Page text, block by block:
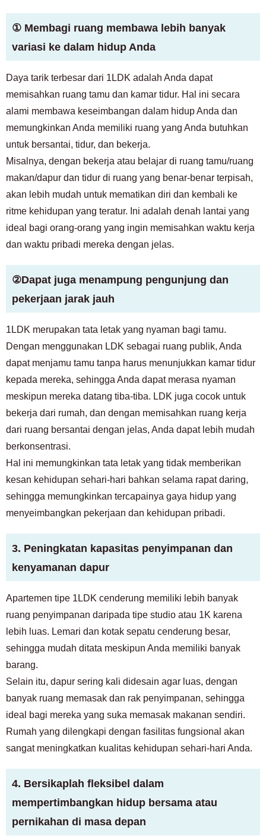
① Membagi ruang membawa lebih banyak
variasi ke dalam hidup Anda
Daya tarik terbesar dari 1LDK adalah Anda dapat
memisahkan ruang tamu dan kamar tidur. Hal ini secara
alami membawa keseimbangan dalam hidup Anda dan
memungkinkan Anda memiliki ruang yang Anda butuhkan
untuk bersantai, tidur, dan bekerja.
Misalnya, dengan bekerja atau belajar di ruang tamu/ruang
makan/dapur dan tidur di ruang yang benar-benar terpisah,
akan lebih mudah untuk mematikan diri dan kembali ke
ritme kehidupan yang teratur. Ini adalah denah lantai yang
ideal bagi orang-orang yang ingin memisahkan waktu kerja
dan waktu pribadi mereka dengan jelas.
②Dapat juga menampung pengunjung dan
pekerjaan jarak jauh
1LDK merupakan tata letak yang nyaman bagi tamu.
Dengan menggunakan LDK sebagai ruang publik, Anda
dapat menjamu tamu tanpa harus menunjukkan kamar tidur
kepada mereka, sehingga Anda dapat merasa nyaman
meskipun mereka datang tiba-tiba. LDK juga cocok untuk
bekerja dari rumah, dan dengan memisahkan ruang kerja
dari ruang bersantai dengan jelas, Anda dapat lebih mudah
berkonsentrasi.
Hal ini memungkinkan tata letak yang tidak memberikan
kesan kehidupan sehari-hari bahkan selama rapat daring,
sehingga memungkinkan tercapainya gaya hidup yang
menyeimbangkan pekerjaan dan kehidupan pribadi.
3. Peningkatan kapasitas penyimpanan dan
kenyamanan dapur
Apartemen tipe 1LDK cenderung memiliki lebih banyak
ruang penyimpanan daripada tipe studio atau 1K karena
lebih luas. Lemari dan kotak sepatu cenderung besar,
sehingga mudah ditata meskipun Anda memiliki banyak
barang.
Selain itu, dapur sering kali didesain agar luas, dengan
banyak ruang memasak dan rak penyimpanan, sehingga
ideal bagi mereka yang suka memasak makanan sendiri.
Rumah yang dilengkapi dengan fasilitas fungsional akan
sangat meningkatkan kualitas kehidupan sehari-hari Anda.
4. Bersikaplah fleksibel dalam
mempertimbangkan hidup bersama atau
pernikahan di masa depan
Untuk pelanggan yang mencari kamar
03-6712-4346